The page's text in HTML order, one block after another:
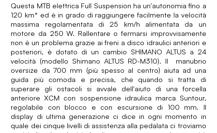
Questa MTB elettrica Full Suspension ha un'autonomia fino a
120 km* ed è in grado di raggiungere facilmente la velocità
massima regolamentata di 25 km/h alimentata da un
motore da 250 W. Rallentare o fermarsi improvvisamente
non è un problema grazie ai freni a disco idraulici anteriori e
posteriori, è dotato di un cambio SHIMANO ALTUS a 24
velocità (modello Shimano ALTUS RD-M310). Il manubrio
oversize da 700 mm (più spesso al centro) aiuta ad una
guida più comoda e precisa, che quando si tratta di
superare gli ostacoli si avvale dell'aiuto di una forcella
anteriore XCM con sospensione idraulica marca Suntour,
regolabile con blocco e con escursione di 100 mm. Il
display di ultima generazione ci dice in ogni momento in
quale dei cinque livelli di assistenza alla pedalata ci troviamo